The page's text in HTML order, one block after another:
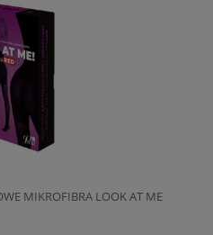
MIKROFIBRA LOOK AT ME